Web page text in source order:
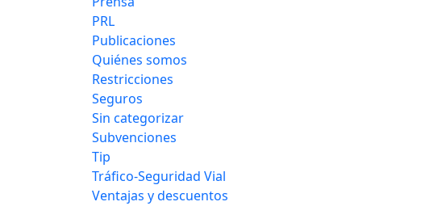
PRL
Publicaciones
Quiénes somos
Restricciones
Seguros
Sin categorizar
Subvenciones
Tip
Tráfico-Seguridad Vial
Ventajas y descuentos